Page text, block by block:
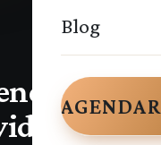
Blog
a